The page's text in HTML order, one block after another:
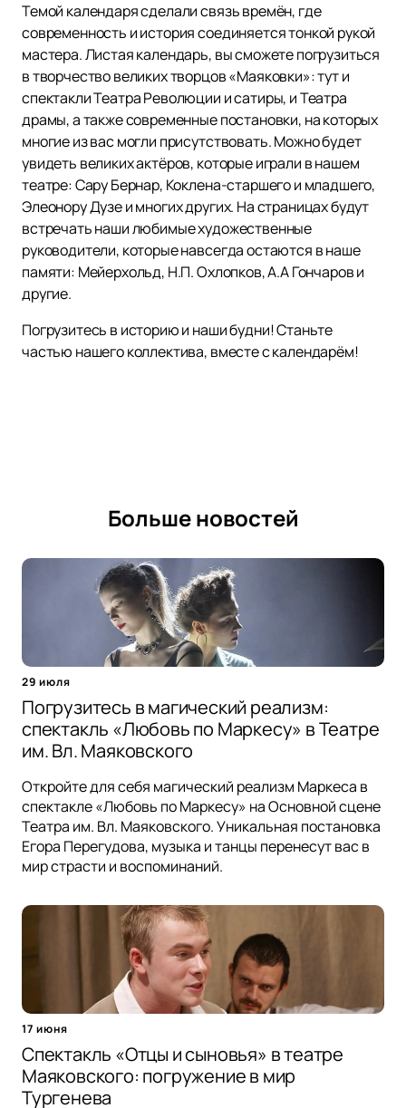
Темой календаря сделали связь времён, где
современность и история соединяется тонкой рукой
мастера. Листая календарь, вы сможете погрузиться
в творчество великих творцов «Маяковки»: тут и
спектакли Театра Революции и сатиры, и Театра
драмы, а также современные постановки, на которых
многие из вас могли присутствовать. Можно будет
увидеть великих актёров, которые играли в нашем
театре: Сару Бернар, Коклена-старшего и младшего,
Элеонору Дузе и многих других. На страницах будут
встречать наши любимые художественные
руководители, которые навсегда остаются в наше
памяти: Мейерхольд, Н.П. Охлопков, А.А Гончаров и
другие.
Погрузитесь в историю и наши будни! Станьте
частью нашего коллектива, вместе с календарём!
Больше новостей
29 июля
Погрузитесь в магический реализм:
спектакль «Любовь по Маркесу» в Театре
им. Вл. Маяковского
Откройте для себя магический реализм Маркеса в
спектакле «Любовь по Маркесу» на Основной сцене
Театра им. Вл. Маяковского. Уникальная постановка
Егора Перегудова, музыка и танцы перенесут вас в
мир страсти и воспоминаний.
17 июня
Спектакль «Отцы и сыновья» в театре
Маяковского: погружение в мир
Тургенева